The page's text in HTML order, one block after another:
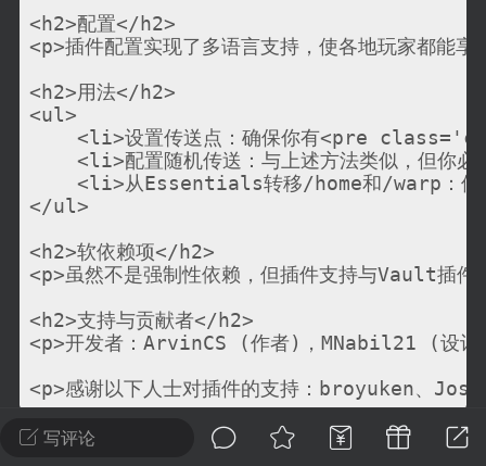
社区的建议&反馈板块，欢迎每
在这里畅所欲言，提出你对 社区功能、
、管理方式等方面 的任何想法！...
11 5.9k
潮涌核心
永久赞助者
24 23:37
电脑端 整合包分享
主页反馈贴
反馈你遇到的问题 以及 你期望的功能等
不方便可尝试通过邮箱与作者进行反馈
写评论
<h2>配置</h2>
<p>插件配置实现了多语言支持，使各地玩家都能
<h2>用法</h2>
<ul>
<li>设置传送点：确保你有<pre
<li>配置随机传送：与上述方法类似，但
<li>从Essentials转移/home和/warp
</ul>
<h2>软依赖项</h2>
<p>虽然不是强制性依赖，但插件支持与Vault插
<h2>支持与贡献者</h2>
<p>开发者：ArvinCS (作者)，MNabil21 (设计师